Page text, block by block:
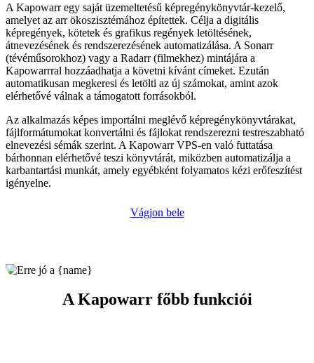
A Kapowarr egy saját üzemeltetésű képregénykönyvtár-kezelő,
amelyet az arr ökoszisztémához építettek. Célja a digitális
képregények, kötetek és grafikus regények letöltésének,
átnevezésének és rendszerezésének automatizálása. A Sonarr
(tévéműsorokhoz) vagy a Radarr (filmekhez) mintájára a
Kapowarrral hozzáadhatja a követni kívánt címeket. Ezután
automatikusan megkeresi és letölti az új számokat, amint azok
elérhetővé válnak a támogatott forrásokból.
Az alkalmazás képes importálni meglévő képregénykönyvtárakat,
fájlformátumokat konvertálni és fájlokat rendszerezni testreszabható
elnevezési sémák szerint. A Kapowarr VPS-en való futtatása
bárhonnan elérhetővé teszi könyvtárát, miközben automatizálja a
karbantartási munkát, amely egyébként folyamatos kézi erőfeszítést
igényelne.
Vágjon bele
A Kapowarr főbb funkciói